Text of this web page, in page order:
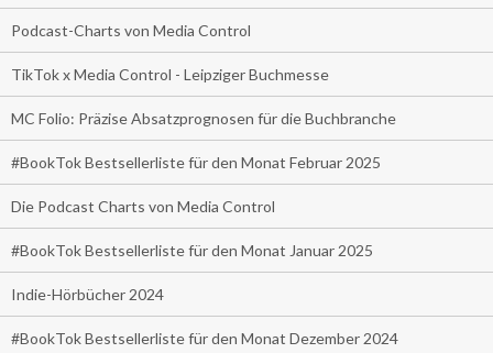
Podcast-Charts von Media Control
TikTok x Media Control - Leipziger Buchmesse
MC Folio: Präzise Absatzprognosen für die Buchbranche
#BookTok Bestsellerliste für den Monat Februar 2025
Die Podcast Charts von Media Control
#BookTok Bestsellerliste für den Monat Januar 2025
Indie-Hörbücher 2024
#BookTok Bestsellerliste für den Monat Dezember 2024